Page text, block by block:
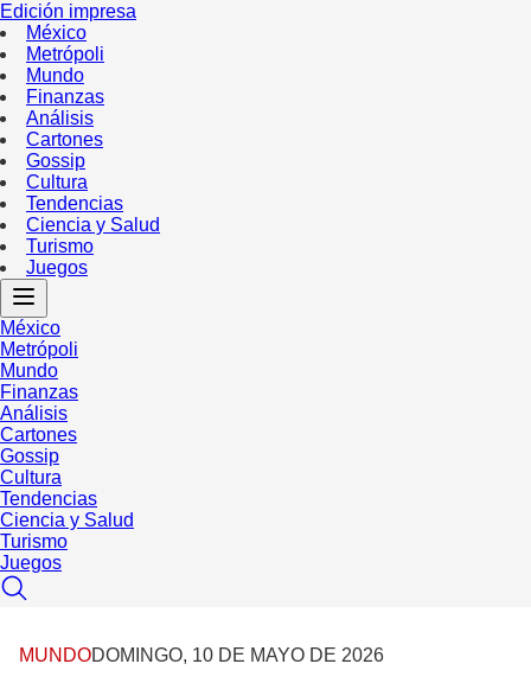
Edición impresa
México
Metrópoli
Mundo
Finanzas
Análisis
Cartones
Gossip
Cultura
Tendencias
Ciencia y Salud
Turismo
Juegos
México
Metrópoli
Mundo
Finanzas
Análisis
Cartones
Gossip
Cultura
Tendencias
Ciencia y Salud
Turismo
Juegos
MUNDODOMINGO, 10 DE MAYO DE 2026